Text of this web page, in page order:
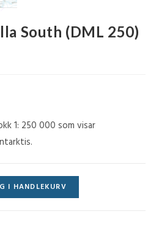
South (DML 250)
1: 250 000 som visar
I HANDLEKURV